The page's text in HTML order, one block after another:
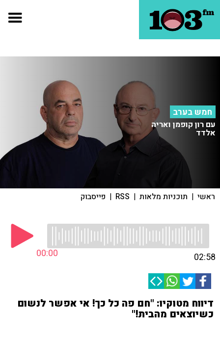
חמש בערב
עם רון קופמן ואריה
אלדד
ראשי | תוכניות מלאות |
RSS
| פייסבוק
00:00 02:58
דיווח מטוקיו: "חם פה כל כך! אי אפשר לנשום
כשיוצאים מהבית!"